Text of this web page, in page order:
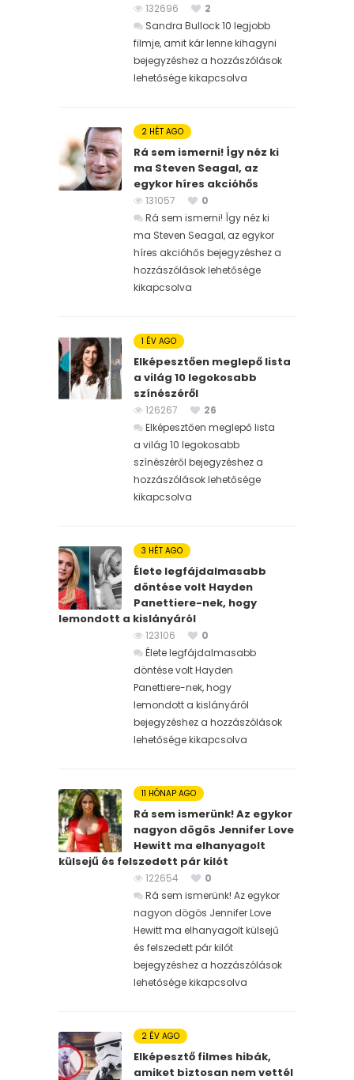
132696
2
Sandra Bullock 10 legjobb
filmje, amit kár lenne kihagyni
bejegyzéshez a hozzászólások
lehetősége kikapcsolva
2 HÉT AGO
Rá sem ismerni! Így néz ki
ma Steven Seagal, az
egykor híres akcióhős
131057
0
Rá sem ismerni! Így néz ki
ma Steven Seagal, az egykor
híres akcióhős bejegyzéshez a
hozzászólások lehetősége
kikapcsolva
1 ÉV AGO
Elképesztően meglepő lista
a világ 10 legokosabb
színészéről
126267
26
Elképesztően meglepő lista
a világ 10 legokosabb
színészéről bejegyzéshez a
hozzászólások lehetősége
kikapcsolva
3 HÉT AGO
Élete legfájdalmasabb
döntése volt Hayden
Panettiere-nek, hogy
lemondott a kislányáról
123106
0
Élete legfájdalmasabb
döntése volt Hayden
Panettiere-nek, hogy
lemondott a kislányáról
bejegyzéshez a hozzászólások
lehetősége kikapcsolva
11 HÓNAP AGO
Rá sem ismerünk! Az egykor
nagyon dögös Jennifer Love
Hewitt ma elhanyagolt
külsejű és felszedett pár kilót
122654
0
Rá sem ismerünk! Az egykor
nagyon dögös Jennifer Love
Hewitt ma elhanyagolt külsejű
és felszedett pár kilót
bejegyzéshez a hozzászólások
lehetősége kikapcsolva
2 ÉV AGO
Elképesztő filmes hibák,
amiket biztosan nem vettél